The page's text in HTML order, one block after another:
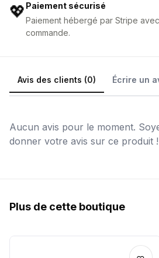
💖 Paiement sécurisé
Paiement hébergé par Stripe
commande.
Avis des clients (0) Écrire un
Aucun avis pour le moment.
donner votre avis sur ce produit !
Plus de cette boutique